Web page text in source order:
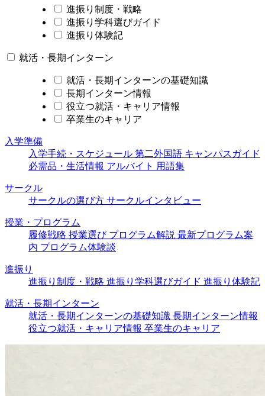
進振り制度・戦略
進振り学科選びガイド
進振り体験記
就活・長期インターン
就活・長期インターンの基礎知識
長期インターン情報
役立つ就活・キャリア情報
卒業生のキャリア
入学準備
入学手続・スケジュール 第二外国語 キャンパスガイド
必需品・生活情報 アルバイト 用語集
サークル
サークルの選び方 サークルインタビュー
授業・プログラム
履修戦略 授業選び プログラム解説 最新プログラム案
内 プログラム体験談
進振り
進振り制度・戦略 進振り学科選びガイド 進振り体験記
就活・長期インターン
就活・長期インターンの基礎知識 長期インターン情報
役立つ就活・キャリア情報 卒業生のキャリア